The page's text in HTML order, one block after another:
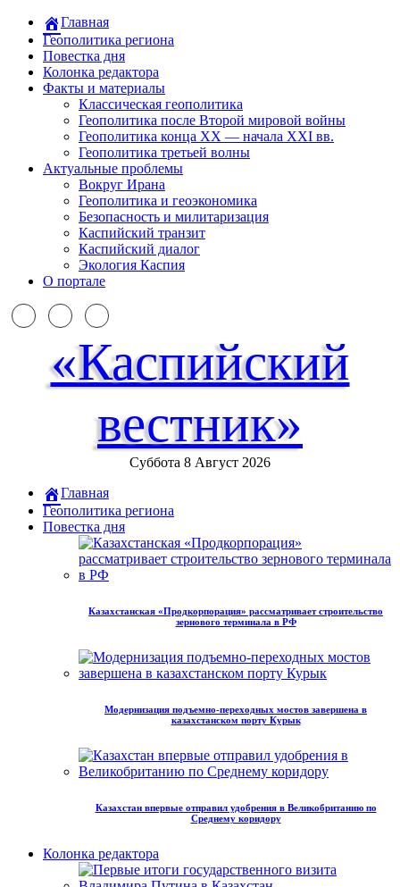
Главная
Геополитика региона
Повестка дня
Колонка редактора
Факты и материалы
Классическая геополитика
Геополитика после Второй мировой войны
Геополитика конца XX — начала XXI вв.
Геополитика третьей волны
Актуальные проблемы
Вокруг Ирана
Геополитика и геоэкономика
Безопасность и милитаризация
Каспийский транзит
Каспийский диалог
Экология Каспия
О портале
«Каспийский
вестник»
Суббота 8 Август 2026
Главная
Геополитика региона
Повестка дня
Казахстанская «Продкорпорация» рассматривает строительство
зернового терминала в РФ
Модернизация подъемно-переходных мостов завершена в
казахстанском порту Курык
Казахстан впервые отправил удобрения в Великобританию по
Среднему коридору
Колонка редактора